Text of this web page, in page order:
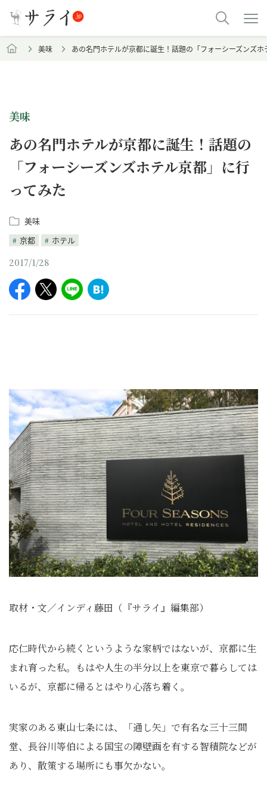
美味 あの名門ホテルが京都に誕生！話題の「フォーシーズンズ
美味
あの名門ホテルが京都に誕生！話題の
「フォーシーズンズホテル京都」に行
ってみた
美味
京都
ホテル
2017/1/28
取材・文／インディ藤田（『サライ』編集部）
応仁時代から続くというような家柄ではないが、京都に生
まれ育った私。もはや人生の半分以上を東京で暮らしては
いるが、京都に帰るとはやり心落ち着く。
実家のある東山七条には、「通し矢」で有名な三十三間
堂、長谷川等伯による国宝の障壁画を有する智積院などが
あり、散策する場所にも事欠かない。